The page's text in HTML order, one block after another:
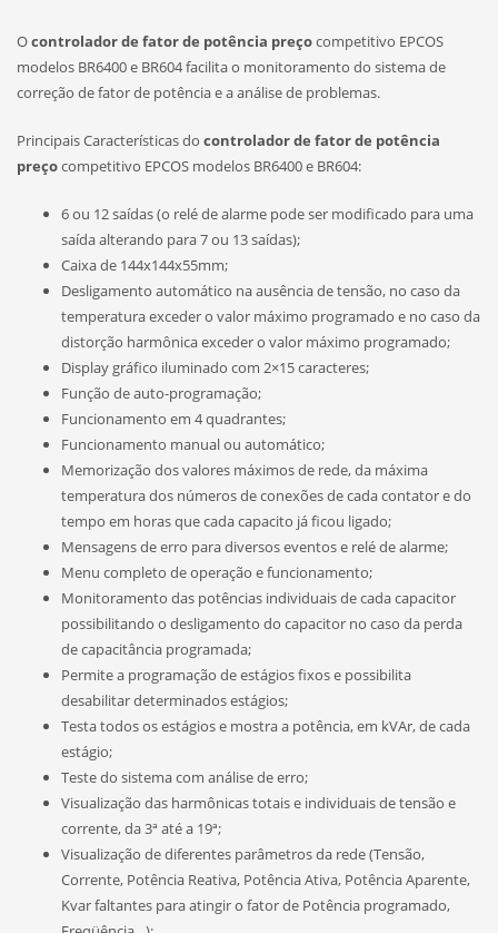
Ocontrolador de fator de potência preçocompetitivo EPCOS
modelos BR6400 e BR604 facilita o monitoramento do sistema de
correção de fator de potência e a análise de problemas.
Principais Características do controlador de fator de potência
preçocompetitivo EPCOS modelos BR6400 e BR604:
6 ou 12 saídas (o relé de alarme pode ser modificado para uma
saída alterando para 7 ou 13 saídas);
Caixa de 144x144x55mm;
Desligamento automático na ausência de tensão, no caso da
temperatura exceder o valor máximo programado e no caso da
distorção harmônica exceder o valor máximo programado;
Display gráfico iluminado com 2×15 caracteres;
Função de auto-programação;
Funcionamento em 4 quadrantes;
Funcionamento manual ou automático;
Memorização dos valores máximos de rede, da máxima
temperatura dos números de conexões de cada contator e do
tempo em horas que cada capacito já ficou ligado;
Mensagens de erro para diversos eventos e relé de alarme;
Menu completo de operação e funcionamento;
Monitoramento das potências individuais de cada capacitor
possibilitando o desligamento do capacitor no caso da perda
de capacitância programada;
Permite a programação de estágios fixos e possibilita
desabilitar determinados estágios;
Testa todos os estágios e mostra a potência, em kVAr, de cada
estágio;
Teste do sistema com análise de erro;
Visualização das harmônicas totais e individuais de tensão e
corrente, da 3ª até a 19ª;
Visualização de diferentes parâmetros da rede (Tensão,
Corrente, Potência Reativa, Potência Ativa, Potência Aparente,
Kvar faltantes para atingir o fator de Potência programado,